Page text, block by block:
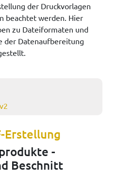
der Druckvorlagen
beachtet werden. Hier
zu Dateiformaten und
der Datenaufbereitung
Erstellung
-
Beschnitt